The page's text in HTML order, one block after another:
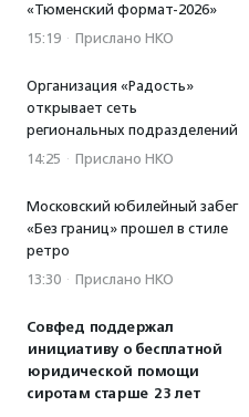
«Тюменский формат-2026»
15:19 · Прислано НКО
Организация «Радость»
открывает сеть
региональных подразделений
14:25 · Прислано НКО
Московский юбилейный забег
«Без границ» прошел в стиле
ретро
13:30 · Прислано НКО
Совфед поддержал
инициативу о бесплатной
юридической помощи
сиротам старше 23 лет